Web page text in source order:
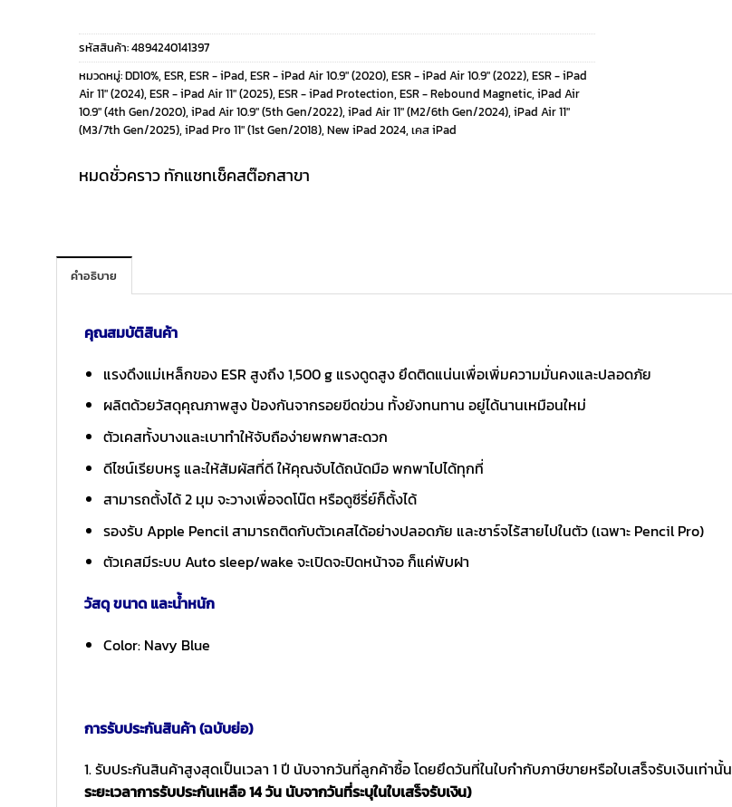
price
was:
1,090 ฿.
price
is:
870 ฿.
รหัสสินค้า:4894240141397
หมวดหมู่:DD10%, ESR, ESR - iPad, ESR - iPad Air 10.9" (2020), ESR - iPad Air 10.9" (2022), ESR - iPad
Air 11" (2024), ESR - iPad Air 11" (2025), ESR - iPad Protection, ESR - Rebound Magnetic, iPad Air
10.9" (4th Gen/2020), iPad Air 10.9" (5th Gen/2022), iPad Air 11" (M2/6th Gen/2024), iPad Air 11"
(M3/7th Gen/2025), iPad Pro 11" (1st Gen/2018), New iPad 2024, เคส iPad
หมดชั่วคราว ทักแชทเช็คสต๊อกสาขา
คำอธิบาย
คุณสมบัติสินค้า
แรงดึงแม่เหล็กของ ESR สูงถึง 1,500 g แรงดูดสูง ยึดติดแน่นเพื่อเพิ่มความมั่นคงและปลอดภัย
ผลิตด้วยวัสดุคุณภาพสูง ป้องกันจากรอยขีดข่วน ทั้งยังทนทาน อยู่ได้นานเหมือนใหม่
ตัวเคสทั้งบางและเบาทำให้จับถือง่ายพกพาสะดวก
ดีไซน์เรียบหรู และให้สัมผัสที่ดี ให้คุณจับได้ถนัดมือ พกพาไปได้ทุกที่
สามารถตั้งได้ 2 มุม จะวางเพื่อจดโน๊ต หรือดูซีรี่ย์ก็ตั้งได้
รองรับ Apple Pencil สามารถติดกับตัวเคสได้อย่างปลอดภัย และชาร์จไร้สายไปในตัว (เฉพาะ Pencil Pro)
ตัวเคสมีระบบ Auto sleep/wake จะเปิดจะปิดหน้าจอ ก็แค่พับฝา
วัสดุ ขนาด และน้ำหนัก
Color: Navy Blue
การรับประกันสินค้า (ฉบับย่อ)
1. รับประกันสินค้าสูงสุดเป็นเวลา 1 ปี นับจากวันที่ลูกค้าซื้อ โดยยึดวันที่ในใบกำกับภาษีขายหรือใบเสร็จรับเงินเท่านั้น
ระยะเวลาการรับประกันเหลือ 14 วัน นับจากวันที่ระบุในใบเสร็จรับเงิน)